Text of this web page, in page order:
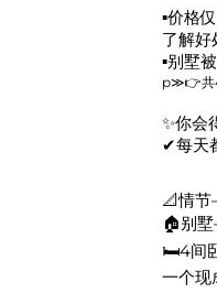
▪价格
了解好
▪️别墅
p≫👉共
✨你会
✔每天
📐情
🏠别
🛏4间
一个现